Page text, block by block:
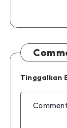
Tinggalkan